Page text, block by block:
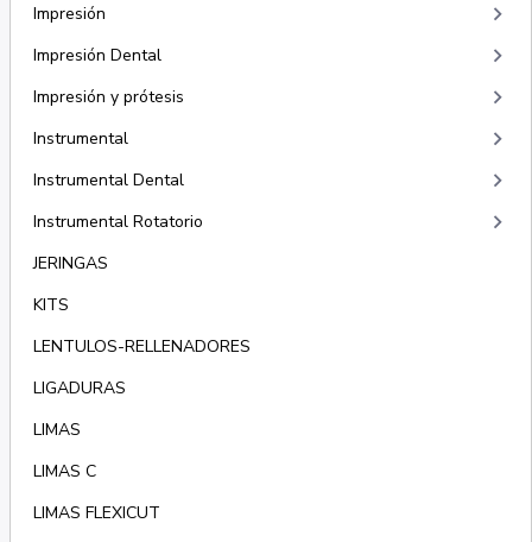
Impresión
keyboard_arrow_right
Impresión Dental keyboard_arrow_right
Impresión y prótesis keyboard_arrow_right
Instrumental keyboard_arrow_right
Instrumental Dental keyboard_arrow_right
Instrumental Rotatorio keyboard_arrow_right
JERINGAS
KITS
LENTULOS-RELLENADORES
LIGADURAS
LIMAS
LIMAS C
LIMAS FLEXICUT